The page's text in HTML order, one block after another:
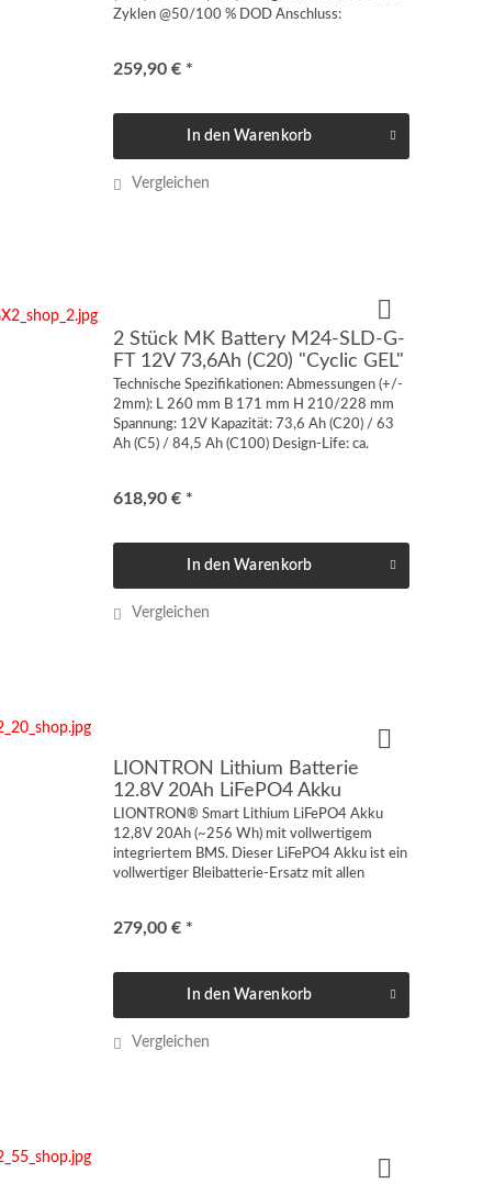
Zyklen @50/100 % DOD Anschluss:
259,90 € *
In den Warenkorb
Vergleichen
2 Stück MK Battery M24-SLD-G-
FT 12V 73,6Ah (C20) "Cyclic GEL"
Technische Spezifikationen: Abmessungen (+/-
2mm): L 260 mm B 171 mm H 210/228 mm
Spannung: 12V Kapazität: 73,6 Ah (C20) / 63
Ah (C5) / 84,5 Ah (C100) Design-Life: ca.
618,90 € *
In den Warenkorb
Vergleichen
LIONTRON Lithium Batterie
12.8V 20Ah LiFePO4 Akku
LIONTRON® Smart Lithium LiFePO4 Akku
12,8V 20Ah (~256 Wh) mit vollwertigem
integriertem BMS. Dieser LiFePO4 Akku ist ein
vollwertiger Bleibatterie-Ersatz mit allen
279,00 € *
In den Warenkorb
Vergleichen